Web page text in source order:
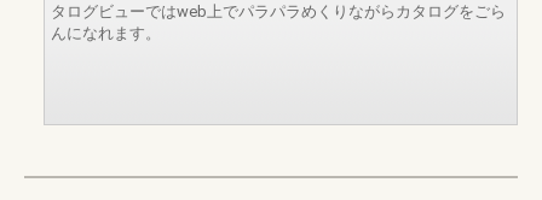
タログビューではweb上でパラパラめくりながらカタログをごら
んになれます。